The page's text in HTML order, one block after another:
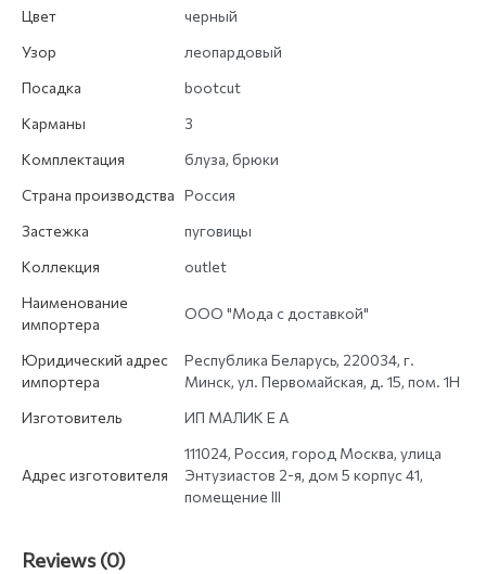
Цвет
черный
Узор
леопардовый
Посадка
bootcut
Карманы
3
Комплектация
блуза, брюки
Страна производства Россия
Застежка
пуговицы
Коллекция
outlet
Наименование
импортера
ООО "Мода с доставкой"
Юридический адрес
импортера
Республика Беларусь, 220034, г.
Минск, ул. Первомайская, д. 15, пом. 1Н
Изготовитель
ИП МАЛИК Е А
Адрес изготовителя
111024, Россия, город Москва, улица
Энтузиастов 2-я, дом 5 корпус 41,
помещение III
Reviews (0)